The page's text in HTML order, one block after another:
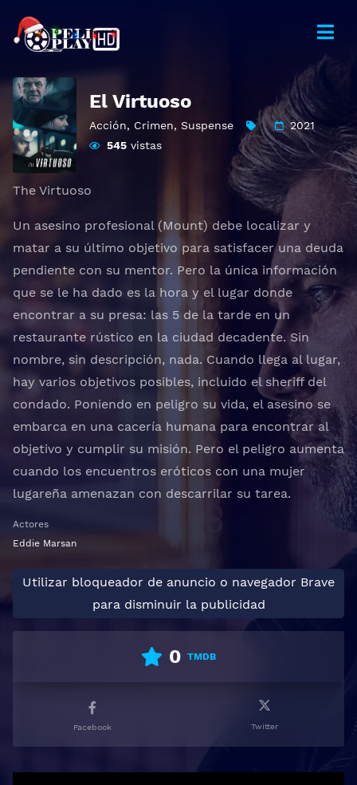
El Virtuoso
Acción, Crimen, Suspense
2021
545 vistas
The Virtuoso
Un asesino profesional (Mount) debe localizar y
matar a su último objetivo para satisfacer una deuda
pendiente con su mentor. Pero la única información
que se le ha dado es la hora y el lugar donde
encontrar a su presa: las 5 de la tarde en un
restaurante rústico en la ciudad decadente. Sin
nombre, sin descripción, nada. Cuando llega al lugar,
hay varios objetivos posibles, incluido el sheriff del
condado. Poniendo en peligro su vida, el asesino se
embarca en una cacería humana para encontrar al
objetivo y cumplir su misión. Pero el peligro aumenta
cuando los encuentros eróticos con una mujer
lugareña amenazan con descarrilar su tarea.
Actores
Eddie Marsan
Utilizar bloqueador de anuncio o navegador Brave
para disminuir la publicidad
0 TMDB
Facebook Twitter